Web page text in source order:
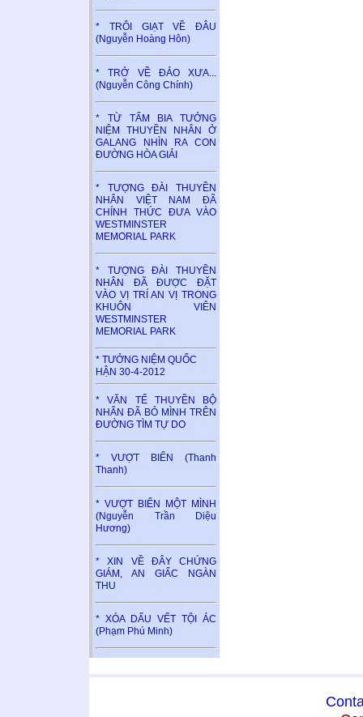
* TRÔI GIẠT VỀ ĐÂU
(Nguyễn Hoàng Hôn)
* TRỞ VỀ ĐẢO XƯA...
(Nguyễn Công Chính)
* TỪ TẤM BIA TƯỞNG
NIỆM THUYỀN NHÂN Ở
GALANG NHÌN RA CON
ĐƯỜNG HÒA GIẢI
* TƯỢNG ĐÀI THUYỀN
NHÂN VIỆT NAM ĐÃ
CHÍNH THỨC ĐƯA VÀO
WESTMINSTER
MEMORIAL PARK
* TƯỢNG ĐÀI THUYỀN
NHÂN ĐÃ ĐƯỢC ĐẶT
VÀO VỊ TRÍ AN VỊ TRONG
KHUÔN VIÊN
WESTMINSTER
MEMORIAL PARK
* TƯỞNG NIỆM QUỐC
HẬN 30-4-2012
* VĂN TẾ THUYỀN BỘ
NHÂN ĐÃ BỎ MÌNH TRÊN
ĐƯỜNG TÌM TỰ DO
* VƯỢT BIỂN (Thanh
Thanh)
* VƯỢT BIỂN MỘT MÌNH
(Nguyễn Trần Diệu
Hương)
* XIN VỀ ĐÂY CHỨNG
GIÁM, AN GIẤC NGÀN
THU
* XÓA DẤU VẾT TỘI ÁC
(Phạm Phú Minh)